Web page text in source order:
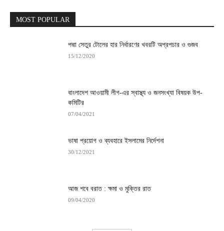
MOST POPULAR
পদ্মা সেতুর টোলের হার নির্ধারণের খবরটি অপ্রপচার ও গুজব
15/12/2020
বাংলাদেশ আওয়ামী লীগ-এর স্বাস্থ্য ও জনসংখ্যা বিষয়ক উপ-
কমিটির
07/04/2021
ভাষা প্রয়োগ ও ব্যবহারে ইসলামের নির্দেশনা
30/12/2021
আজ শবে বরাত : ক্ষমা ও ‍মুক্তির রাত
09/04/2020